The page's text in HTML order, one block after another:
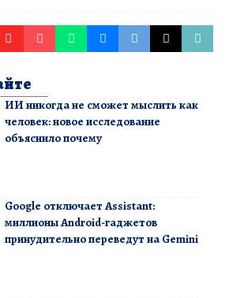
ИИ никогда не сможет мыслить как
человек: новое исследование
объяснило почему
Google отключает Assistant:
миллионы Android-гаджетов
принудительно переведут на Gemini